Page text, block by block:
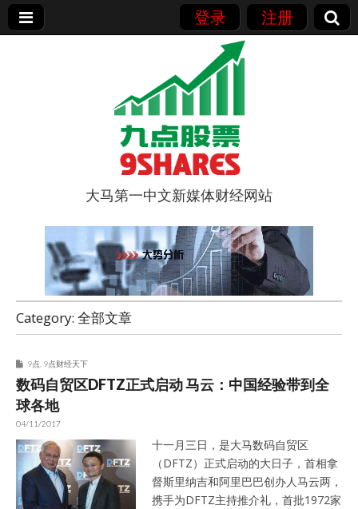
登录 注册
9点股票
大马第一中文新媒体财经网站
Category: 全部文章
9点 9点财经天下
数码自贸区DFTZ正式启动 马云：中国经验带到全
球各地
04/11/2017
十一月三日，是大马数码自贸区
（DFTZ）正式启动的大日子，首相拿
督斯里纳吉和阿里巴巴创办人马云两，
携手为DFTZ主持推介礼，首批1972家